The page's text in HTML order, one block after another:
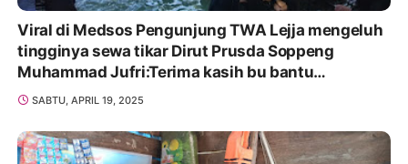
Viral di Medsos Pengunjung TWA Lejja mengeluh
tingginya sewa tikar Dirut Prusda Soppeng
Muhammad Jufri:Terima kasih bu bantu
Promosikan
SABTU, APRIL 19, 2025